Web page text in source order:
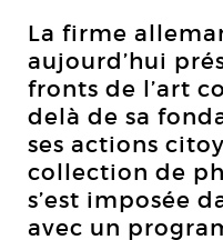
La firme
aujourd’hui
fronts de l’art
delà de sa
ses actions
collection de
s’est imposée
avec un